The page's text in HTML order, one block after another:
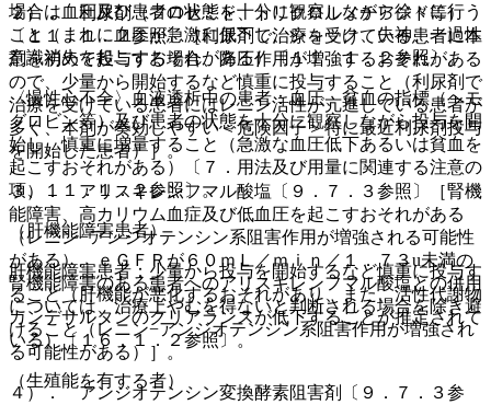
２）． 利尿剤（フロセミド、トリクロルメチアジド等）
〔１１．１．２参照〕［利尿剤で治療を受けている患者に本
剤を初めて投与する場合、降圧作用が増強するおそれがある
ので、少量から開始するなど慎重に投与すること（利尿剤で
治療を受けている患者にはレニン活性が亢進している患者が
多く、本剤が奏効しやすい＜危険因子＞特に最近利尿剤投与
を開始した患者）］。
３）． アリスキレンフマル酸塩〔９．７．３参照〕［腎機
能障害、高カリウム血症及び低血圧を起こすおそれがある
（レニン−アンジオテンシン系阻害作用が増強される可能性
がある）。ｅＧＦＲが６０ｍＬ／ｍｉｎ／１．７３u未満の
腎機能障害のある患者へのアリスキレンフマル酸塩との併用
については、治療上やむを得ないと判断される場合を除き避
けること（レニン−アンジオテンシン系阻害作用が増強され
る可能性がある）］。
４）． アンジオテンシン変換酵素阻害剤〔９．７．３参
場合は血圧及び患者の状態を十分に観察しながら徐々に行う
こと（まれに血圧が急激に低下し、ショック、失神、一過性
意識消失を起こすおそれがある）〔１１．１．２参照〕。
〈慢性心不全〉血液透析中の患者：血圧、貧血の指標（ヘモ
グロビン等）及び患者の状態を十分に観察しながら投与を開
始し、慎重に増量すること（急激な血圧低下あるいは貧血を
起こすおそれがある）〔７．用法及び用量に関連する注意の
項、１１．１．２参照〕。
（肝機能障害患者）
肝機能障害患者：少量から投与を開始するなど慎重に投与す
ること（肝機能が悪化するおそれがあり、また、活性代謝物
カンデサルタンのクリアランスが低下することが推定されて
いる）〔１６．１．２参照〕。
（生殖能を有する者）